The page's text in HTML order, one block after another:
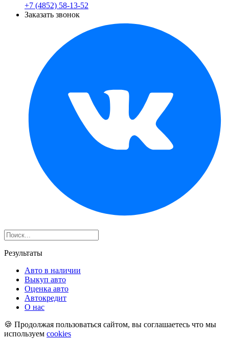
+7 (4852) 58-13-52
Заказать звонок
Результаты
Авто в наличии
Выкуп авто
Оценка авто
Автокредит
О нас
🍪 Продолжая пользоваться сайтом, вы соглашаетесь что мы
используем cookies